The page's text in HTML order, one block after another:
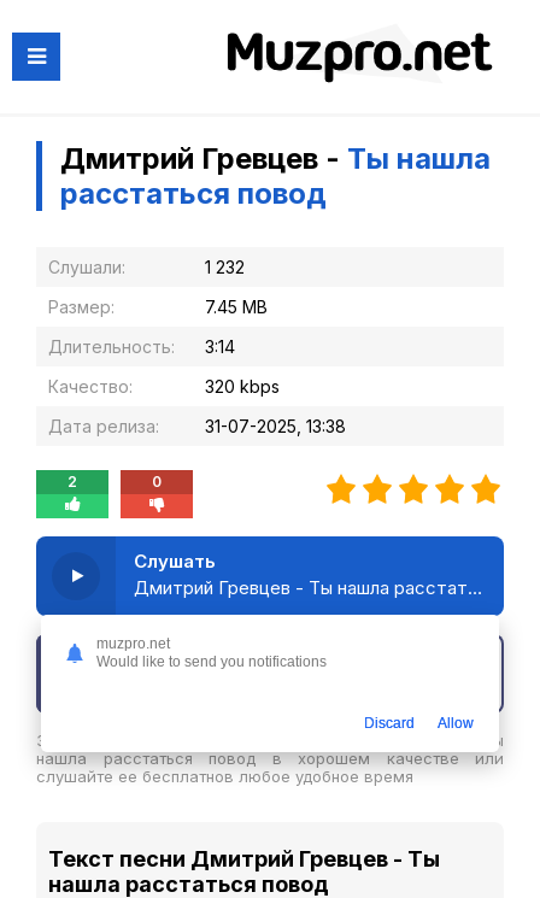
Дмитрий Гревцев - Ты нашла
расстаться повод
Слушали:
1 232
Размер:
7.45 MB
Длительность:
3:14
Качество:
320 kbps
Дата релиза:
31-07-2025, 13:38
2 0
Слушать
Дмитрий Гревцев - Ты нашла расстаться повод
Скачать трек
Здесь вы можете скачать песню Дмитрий Гревцев - Ты
нашла расстаться повод в хорошем качестве или
слушайте ее бесплатнов любое удобное время
Текст песни Дмитрий Гревцев - Ты
нашла расстаться повод
muzpro.net
Would like to send you notifications
Discard Allow